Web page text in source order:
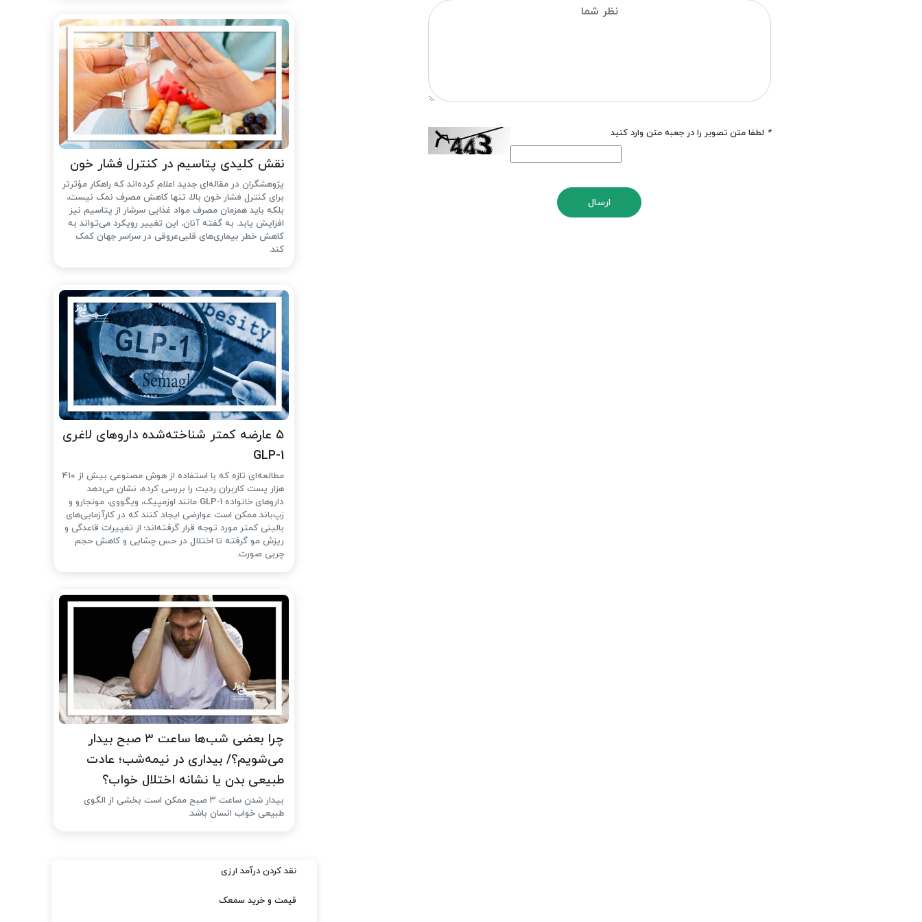
* لطفا متن تصویر را در جعبه متن وارد کنید
ارسال
نقش کلیدی پتاسیم در کنترل فشار خون
پژوهشگران در مقاله‌ای جدید اعلام کرده‌اند که راهکار مؤثرتر
برای کنترل فشار خون بالا، تنها کاهش مصرف نمک نیست،
بلکه باید همزمان مصرف مواد غذایی سرشار از پتاسیم نیز
افزایش یابد. به گفته آنان، این تغییر رویکرد می‌تواند به
کاهش خطر بیماری‌های قلبی‌عروقی در سراسر جهان کمک
کند.
۵ عارضه کمتر شناخته‌شده داروهای لاغری
GLP-1
مطالعه‌ای تازه که با استفاده از هوش مصنوعی بیش از ۴۱۰
هزار پست کاربران ردیت را بررسی کرده، نشان می‌دهد
داروهای خانواده GLP-1 مانند اوزمپیک، ویگووی، مونجارو و
زپ‌باند ممکن است عوارضی ایجاد کنند که در کارآزمایی‌های
بالینی کمتر مورد توجه قرار گرفته‌اند؛ از تغییرات قاعدگی و
ریزش مو گرفته تا اختلال در حس چشایی و کاهش حجم
چربی صورت.
چرا بعضی شب‌ها ساعت ۳ صبح بیدار
می‌شویم؟/ بیداری در نیمه‌شب؛ عادت
طبیعی بدن یا نشانه اختلال خواب؟
بیدار شدن ساعت ۳ صبح ممکن است بخشی از الگوی
طبیعی خواب انسان باشد.
نقد کردن درآمد ارزی
قیمت و خرید سمعک